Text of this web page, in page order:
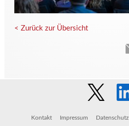
< Zurück zur Übersicht
Kontakt Impressum Datenschutz